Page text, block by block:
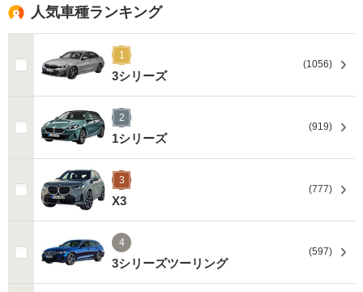
人気車種ランキング
1
3シリーズ
(1056)
2
1シリーズ
(919)
3
X3
(777)
4
3シリーズツーリング
(597)